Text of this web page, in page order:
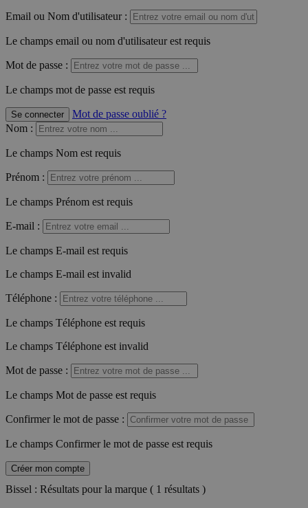
Email ou Nom d'utilisateur :
Le champs email ou nom d'utilisateur est requis
Mot de passe :
Le champs mot de passe est requis
Se connecter
Mot de passe oublié ?
Nom :
Le champs Nom est requis
Prénom :
Le champs Prénom est requis
E-mail :
Le champs E-mail est requis
Le champs E-mail est invalid
Téléphone :
Le champs Téléphone est requis
Le champs Téléphone est invalid
Mot de passe :
Le champs Mot de passe est requis
Confirmer le mot de passe :
Le champs Confirmer le mot de passe est requis
Créer mon compte
Bissel : Résultats pour la marque ( 1 résultats )